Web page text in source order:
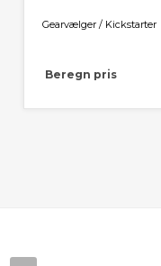
Gearvælger / Kickstarter
Beregn pris